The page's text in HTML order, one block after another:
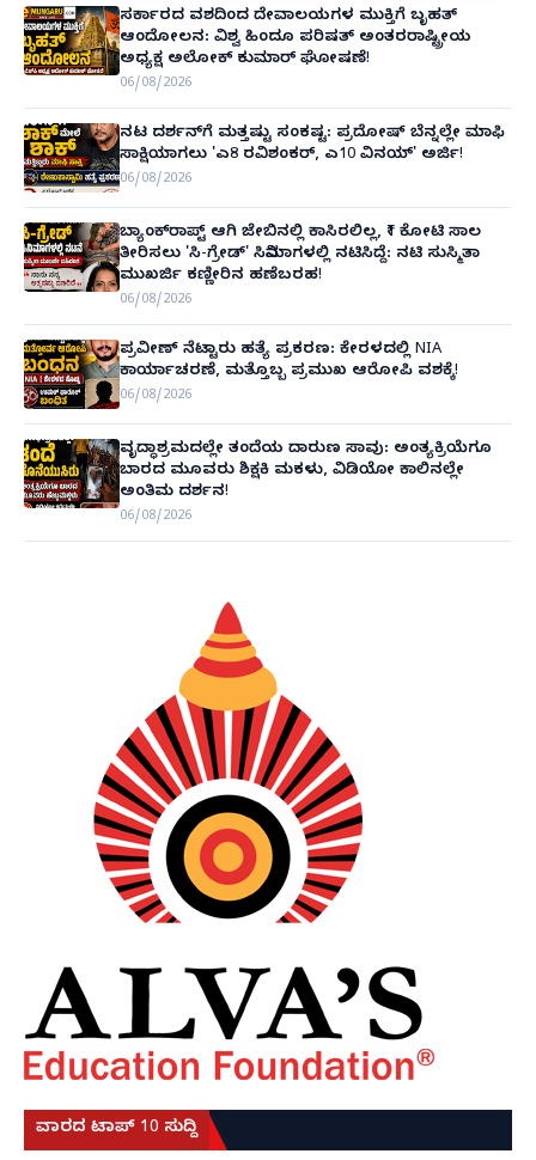
ಸರ್ಕಾರದ ವಶದಿಂದ ದೇವಾಲಯಗಳ ಮುಕ್ತಿಗೆ ಬೃಹತ್
ಆಂದೋಲನ: ವಿಶ್ವ ಹಿಂದೂ ಪರಿಷತ್ ಅಂತರರಾಷ್ಟ್ರೀಯ
ಅಧ್ಯಕ್ಷ ಅಲೋಕ್ ಕುಮಾರ್ ಘೋಷಣೆ!
06/08/2026
ನಟ ದರ್ಶನ್‌ಗೆ ಮತ್ತಷ್ಟು ಸಂಕಷ್ಟ: ಪ್ರದೋಷ್ ಬೆನ್ನಲ್ಲೇ ಮಾಫಿ
ಸಾಕ್ಷಿಯಾಗಲು 'ಎ8 ರವಿಶಂಕರ್, ಎ10 ವಿನಯ್' ಅರ್ಜಿ!
06/08/2026
ಬ್ಯಾಂಕ್‌ರಾಪ್ಟ್‌ ಆಗಿ ಜೇಬಿನಲ್ಲಿ ಕಾಸಿರಲಿಲ್ಲ, ₹1 ಕೋಟಿ ಸಾಲ
ತೀರಿಸಲು 'ಸಿ-ಗ್ರೇಡ್' ಸಿನಿಮಾಗಳಲ್ಲಿ ನಟಿಸಿದ್ದೆ: ನಟಿ ಸುಸ್ಮಿತಾ
ಮುಖರ್ಜಿ ಕಣ್ಣೀರಿನ ಹಣೆಬರಹ!
06/08/2026
ಪ್ರವೀಣ್ ನೆಟ್ಟಾರು ಹತ್ಯೆ ಪ್ರಕರಣ: ಕೇರಳದಲ್ಲಿ NIA
ಕಾರ್ಯಾಚರಣೆ, ಮತ್ತೊಬ್ಬ ಪ್ರಮುಖ ಆರೋಪಿ ವಶಕ್ಕೆ!
06/08/2026
ವೃದ್ಧಾಶ್ರಮದಲ್ಲೇ ತಂದೆಯ ದಾರುಣ ಸಾವು: ಅಂತ್ಯಕ್ರಿಯೆಗೂ
ಬಾರದ ಮೂವರು ಶಿಕ್ಷಕಿ ಮಕಳು, ವಿಡಿಯೋ ಕಾಲಿನಲ್ಲೇ
ಅಂತಿಮ ದರ್ಶನ!
06/08/2026
ವಾರದ ಟಾಪ್ 10 ಸುದ್ದಿ